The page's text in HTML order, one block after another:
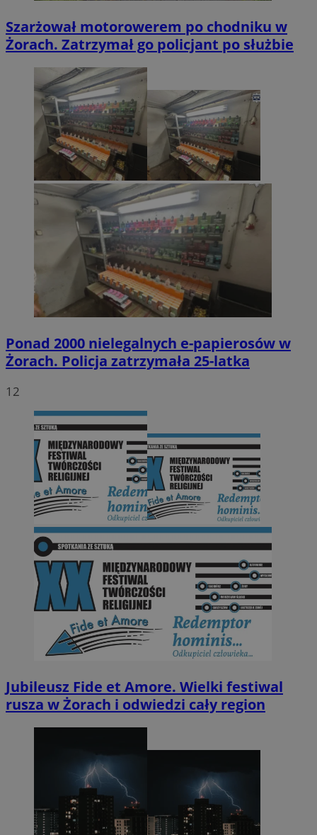
Szarżował motorowerem po chodniku w
Żorach. Zatrzymał go policjant po służbie
Ponad 2000 nielegalnych e-papierosów w
Żorach. Policja zatrzymała 25-latka
12
Jubileusz Fide et Amore. Wielki festiwal
rusza w Żorach i odwiedzi cały region